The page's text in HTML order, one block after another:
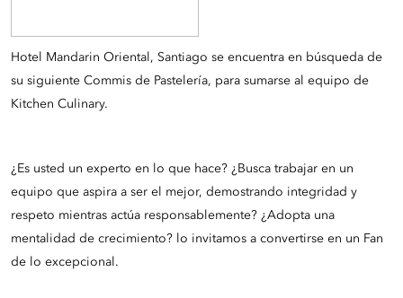
Hotel Mandarin Oriental, Santiago se encuentra en búsqueda de
su siguiente Commis de Pastelería, para sumarse al equipo de
Kitchen Culinary.
¿Es usted un experto en lo que hace? ¿Busca trabajar en un
equipo que aspira a ser el mejor, demostrando integridad y
respeto mientras actúa responsablemente? ¿Adopta una
mentalidad de crecimiento? lo invitamos a convertirse en un Fan
de lo excepcional.